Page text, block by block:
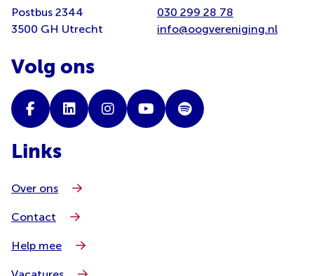
Postbus 2344
3500 GH Utrecht
030 299 28 78
info@oogvereniging.nl
Volg ons
Links
Over ons
Contact
Help mee